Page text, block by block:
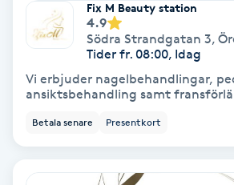
Huduppstramning
Fix M Beauty station
4.9
Södra Strandgatan 3,
Tider fr. 08:00, Idag
Vi erbjuder nagelbehandlingar,
ansiktsbehandling samt
Betala senare Presentkort